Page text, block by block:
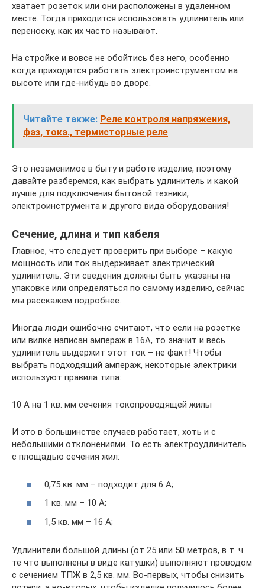
хватает розеток или они расположены в удаленном
месте. Тогда приходится использовать удлинитель или
переноску, как их часто называют.
На стройке и вовсе не обойтись без него, особенно
когда приходится работать электроинструментом на
высоте или где-нибудь во дворе.
Читайте также: Реле контроля напряжения,
фаз, тока., термисторные реле
Это незаменимое в быту и работе изделие, поэтому
давайте разберемся, как выбрать удлинитель и какой
лучше для подключения бытовой техники,
электроинструмента и другого вида оборудования!
Сечение, длина и тип кабеля
Главное, что следует проверить при выборе – какую
мощность или ток выдерживает электрический
удлинитель. Эти сведения должны быть указаны на
упаковке или определяться по самому изделию, сейчас
мы расскажем подробнее.
Иногда люди ошибочно считают, что если на розетке
или вилке написан ампераж в 16А, то значит и весь
удлинитель выдержит этот ток – не факт! Чтобы
выбрать подходящий ампераж, некоторые электрики
используют правила типа:
10 А на 1 кв. мм сечения токопроводящей жилы
И это в большинстве случаев работает, хоть и с
небольшими отклонениями. То есть электроудлинитель
с площадью сечения жил:
0,75 кв. мм – подходит для 6 А;
1 кв. мм – 10 А;
1,5 кв. мм – 16 А;
Удлинители большой длины (от 25 или 50 метров, в т. ч.
те что выполнены в виде катушки) выполняют проводом
с сечением ТПЖ в 2,5 кв. мм. Во-первых, чтобы снизить